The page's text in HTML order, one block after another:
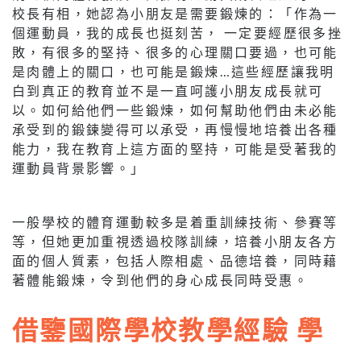
校長有相，她認為小朋友是需要鍛煉的：「作為一
個運動員，我的成長也挺刻苦， 一定要經歷很多挫
敗，有很多的堅持、很多的心理關口要過，也可能
是肉體上的關口，也可能是鍛煉…這些經歷讓我明
白到真正的教育並不是一直呵護小朋友成長就可
以。如何給他們一些鍛煉，如何幫助他們由未必能
承受到的鍛鍊變得可以承受，再慢慢地培養出各種
能力，我在教育上這方面的堅持，可能是受著我的
運動員背景影響。」
一般學校的體育運動較多是着重訓練技術、參賽等
等，但她更加重視透過校隊訓練，培養小朋友各方
面的個人質素，包括人際相處、品德培養，同時藉
著體能鍛煉，令到他們的身心成長同時受惠。
借鑒國際學校教學經驗 學